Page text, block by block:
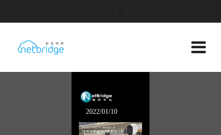
2022/01/10